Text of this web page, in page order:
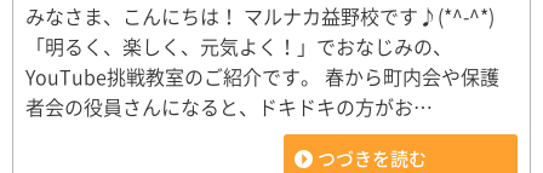
みなさま、こんにちは！ マルナカ益野校です♪(*^-^*)
「明るく、楽しく、元気よく！」でおなじみの、
YouTube挑戦教室のご紹介です。 春から町内会や保護
者会の役員さんになると、ドキドキの方がお…
つづきを読む